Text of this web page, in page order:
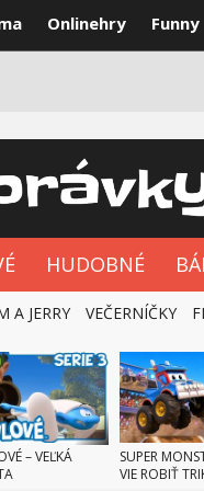
Onlinehry Funny
HUDOBNÉ
A JERRY VEČERNÍČKY
– VEĽKÁ
SUPER
VIE ROBIŤ